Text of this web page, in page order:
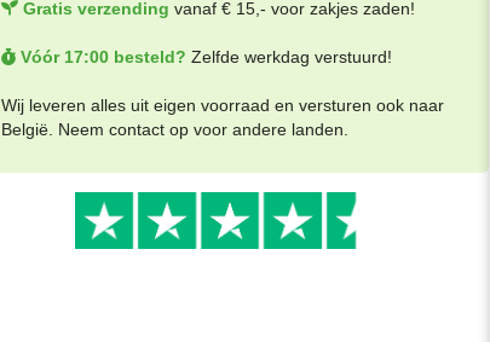
Gratis verzending vanaf € 15,- voor zakjes zaden!
Vóór 17:00 besteld? Zelfde werkdag verstuurd!
Wij leveren alles uit eigen voorraad en versturen ook naar
België. Neem contact op voor andere landen.